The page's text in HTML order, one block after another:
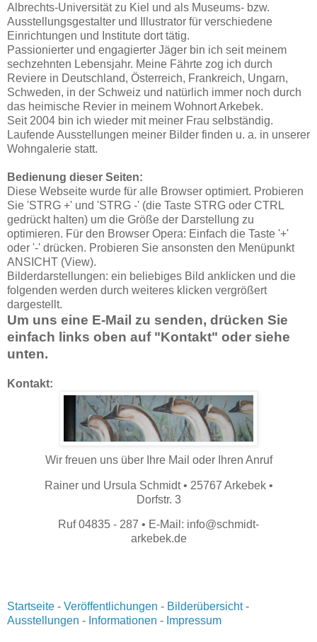
Albrechts-Universität zu Kiel und als Museums- bzw.
Ausstellungsgestalter und Illustrator für verschiedene
Einrichtungen und Institute dort tätig.
Passionierter und engagierter Jäger bin ich seit meinem
sechzehnten Lebensjahr. Meine Fährte zog ich durch
Reviere in Deutschland, Österreich, Frankreich, Ungarn,
Schweden, in der Schweiz und natürlich immer noch durch
das heimische Revier in meinem Wohnort Arkebek.
Seit 2004 bin ich wieder mit meiner Frau selbständig.
Laufende Ausstellungen meiner Bilder finden u. a. in unserer
Wohngalerie statt.
Bedienung dieser Seiten:
Diese Webseite wurde für alle Browser optimiert. Probieren
Sie 'STRG +' und 'STRG -' (die Taste STRG oder CTRL
gedrückt halten) um die Größe der Darstellung zu
optimieren. Für den Browser Opera: Einfach die Taste '+'
oder '-' drücken. Probieren Sie ansonsten den Menüpunkt
ANSICHT (View).
Bilderdarstellungen: ein beliebiges Bild anklicken und die
folgenden werden durch weiteres klicken vergrößert
dargestellt.
Um uns eine E-Mail zu senden, drücken Sie
einfach links oben auf "Kontakt" oder siehe
unten.
Kontakt:
Wir freuen uns über Ihre Mail oder Ihren Anruf
Rainer und Ursula Schmidt • 25767 Arkebek •
Dorfstr. 3
Ruf 04835 - 287 • E-Mail: info@schmidt-
arkebek.de
Startseite - Veröffentlichungen - Bilderübersicht-
Ausstellungen - Informationen - Impressum